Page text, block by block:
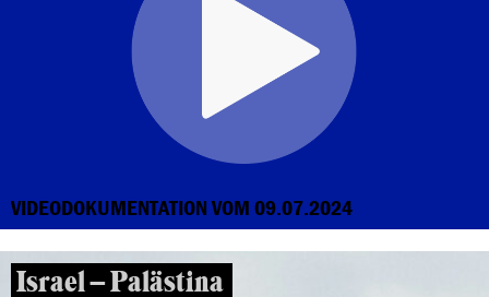
VIDEODOKUMENTATION VOM 09.07.2024
Israel – Palästina